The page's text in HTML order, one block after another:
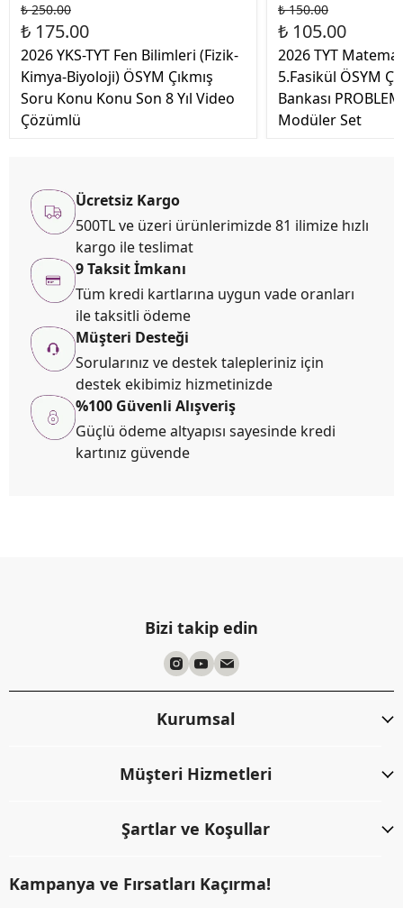
₺ 250.00
₺ 175.00
2026 YKS-TYT Fen Bilimleri (Fizik-
Kimya-Biyoloji) ÖSYM Çıkmış
Soru Konu Konu Son 8 Yıl Video
Çözümlü
₺ 150.00
₺ 105.00
2026 TYT
5.Fasikül ÖSYM
Bankası
Modüler Set
Ücretsiz Kargo
500TL ve üzeri ürünlerimizde 81 ilimize hızlı
kargo ile teslimat
9 Taksit İmkanı
Tüm kredi kartlarına uygun vade oranları
ile taksitli ödeme
Müşteri Desteği
Sorularınız ve destek talepleriniz için
destek ekibimiz hizmetinizde
%100 Güvenli Alışveriş
Güçlü ödeme altyapısı sayesinde kredi
kartınız güvende
Bizi takip edin
Kurumsal
Müşteri Hizmetleri
Şartlar ve Koşullar
Kampanya ve Fırsatları Kaçırma!